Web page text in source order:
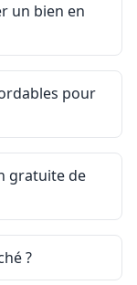
un bien en
pour
gratuite de
?